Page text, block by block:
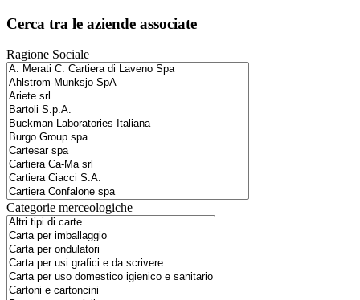
Cerca tra le aziende associate
Ragione Sociale
Categorie merceologiche